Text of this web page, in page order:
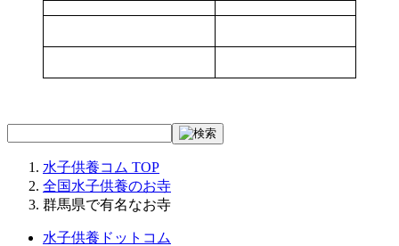
水子供養コム TOP
全国水子供養のお寺
群馬県で有名なお寺
水子供養ドットコム